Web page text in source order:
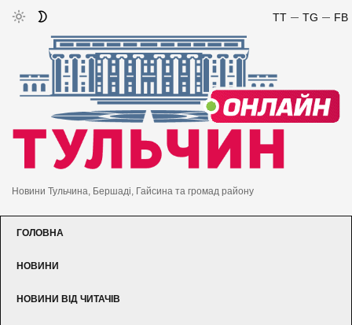
FB
TG
TT
Новини Тульчина, Бершаді, Гайсина та громад району
ГОЛОВНА
НОВИНИ
НОВИНИ ВІД ЧИТАЧІВ